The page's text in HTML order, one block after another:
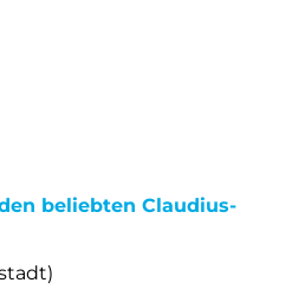
beliebten Claudius-